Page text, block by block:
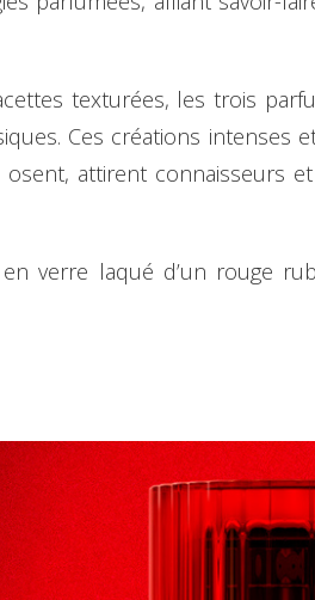
texturées, les trois
Ces créations intenses
osent, attirent connaisseurs
verre laqué d’un rouge